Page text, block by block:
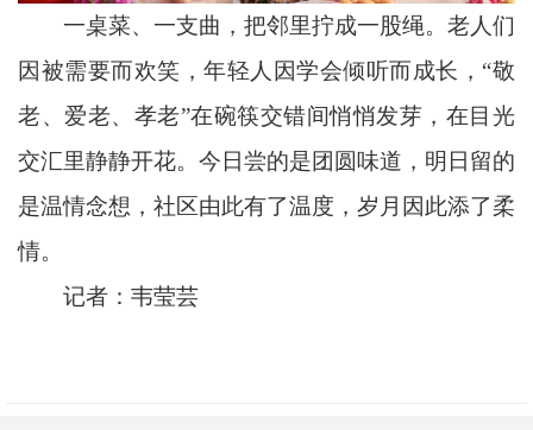
一桌菜、一支曲，把邻里拧成一股绳。老人们
因被需要而欢笑，年轻人因学会倾听而成长，“敬
老、爱老、孝老”在碗筷交错间悄悄发芽，在目光
交汇里静静开花。今日尝的是团圆味道，明日留的
是温情念想，社区由此有了温度，岁月因此添了柔
情。
记者：韦莹芸